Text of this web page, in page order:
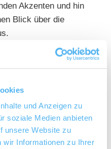
und Anzeigen zu
soziale Medien anbieten
unsere Website zu
wir Informationen zu Ihrer
Akzenten und hin
Blick über die
Weine und die